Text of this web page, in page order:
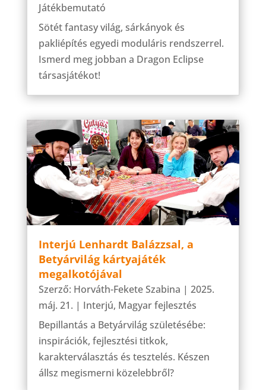
Játékbemutató
Sötét fantasy világ, sárkányok és
pakliépítés egyedi moduláris rendszerrel.
Ismerd meg jobban a Dragon Eclipse
társasjátékot!
Interjú Lenhardt Balázzsal, a
Betyárvilág kártyajáték
megalkotójával
Szerző: Horváth-Fekete Szabina | 2025.
máj. 21. | Interjú, Magyar fejlesztés
Bepillantás a Betyárvilág születésébe:
inspirációk, fejlesztési titkok,
karakterválasztás és tesztelés. Készen
állsz megismerni közelebbről?